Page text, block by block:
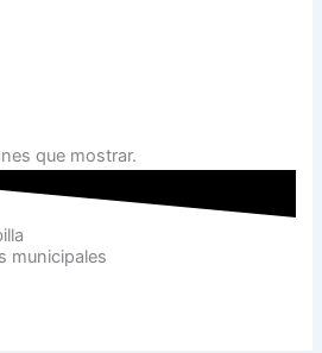
que mostrar.
municipales